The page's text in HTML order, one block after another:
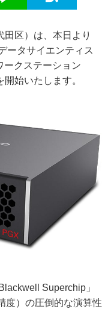
区）は、本日より
ータサイエンティス
ークステーション
始いたします。
Superchip」
度）の圧倒的な演算性